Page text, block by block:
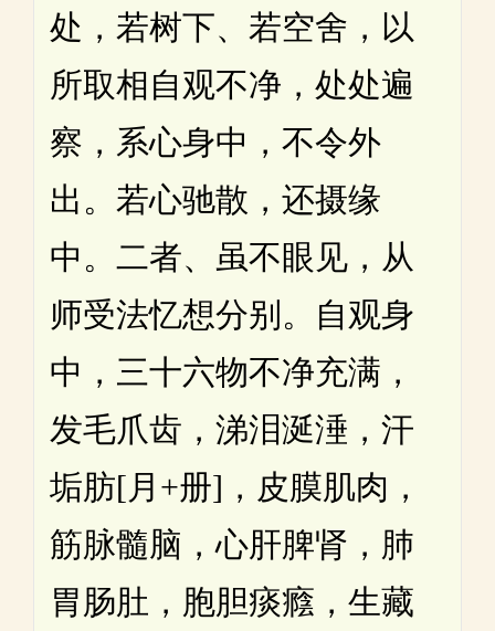
处，若树下、若空舍，以
所取相自观不净，处处遍
察，系心身中，不令外
出。若心驰散，还摄缘
中。二者、虽不眼见，从
师受法忆想分别。自观身
中，三十六物不净充满，
发毛爪齿，涕泪涎涶，汗
垢肪[月+册]，皮膜肌肉，
筋脉髓脑，心肝脾肾，肺
胃肠肚，胞胆痰癊，生藏